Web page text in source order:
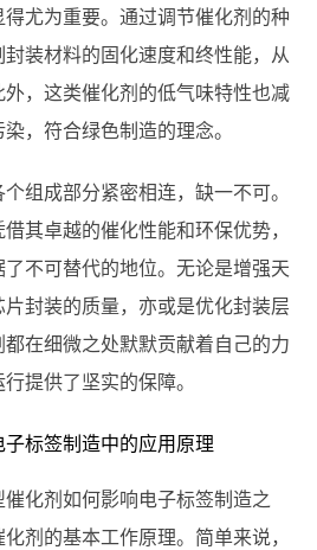
尤为重要。通过调节催化剂的种
装材料的固化速度和终性能，从
，这类催化剂的低气味特性也减
，符合绿色制造的理念。
组成部分紧密相连，缺一不可。
其卓越的催化性能和环保优势，
不可替代的地位。无论是增强天
封装的质量，亦或是优化封装层
在细微之处默默贡献着自己的力
提供了坚实的保障。
标签制造中的应用原理
化剂如何影响电子标签制造之
剂的基本工作原理。简单来说，